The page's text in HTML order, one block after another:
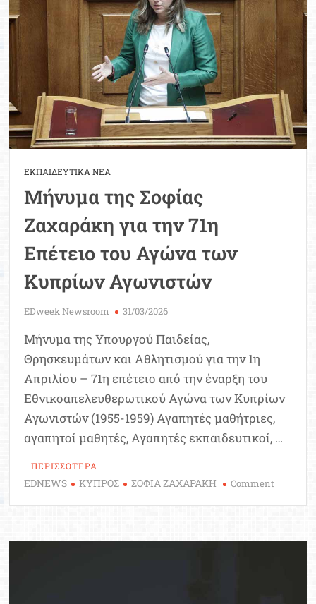
ΕΚΠΑΙΔΕΥΤΙΚΑ ΝΕΑ
Μήνυμα της Σοφίας
Ζαχαράκη για την 71η
Επέτειο του Αγώνα των
Κυπρίων Αγωνιστών
EDweek Newsroom 31/03/2026
Μήνυμα της Υπουργού Παιδείας,
Θρησκευμάτων και Αθλητισμού για την 1η
Απριλίου – 71η επέτειο από την έναρξη του
Εθνικοαπελευθερωτικού Αγώνα των Κυπρίων
Αγωνιστών (1955-1959) Αγαπητές μαθήτριες,
αγαπητοί μαθητές, Αγαπητές εκπαιδευτικοί, …
ΠΕΡΙΣΣΟΤΕΡΑ
EDNEWS ΚΥΠΡΟΣ ΣΟΦΙΑ ΖΑΧΑΡΑΚΗ Comment